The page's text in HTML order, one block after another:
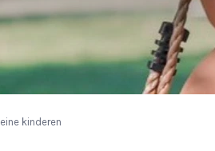
kinderen